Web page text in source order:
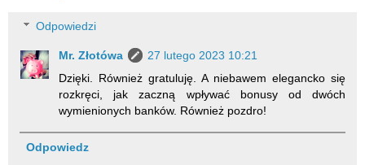
Odpowiedzi
Mr. Złotówa
27 lutego 2023 10:21
Dzięki. Również gratuluję. A niebawem elegancko się
rozkręci, jak zaczną wpływać bonusy od dwóch
wymienionych banków. Również pozdro!
Odpowiedz